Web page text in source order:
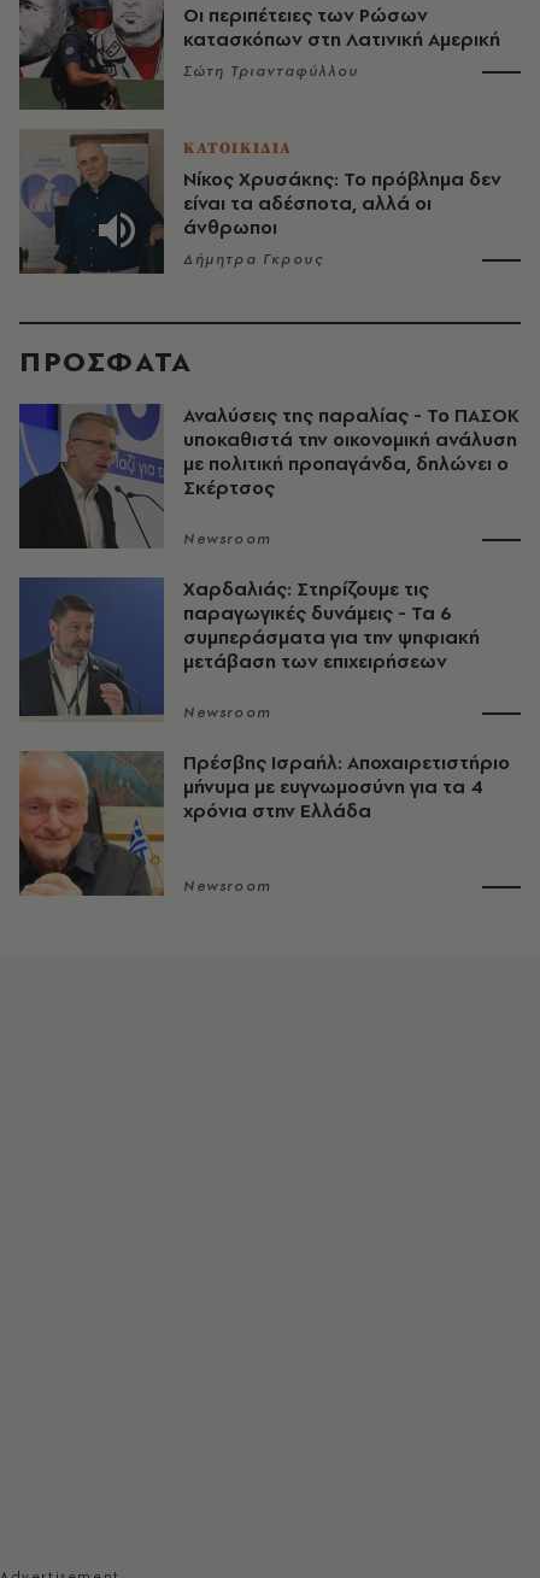
Οι περιπέτειες των Ρώσων
κατασκόπων στη Λατινική Αμερική
Σώτη Τριανταφύλλου
ΚΑΤΟΙΚΙΔΙΑ
Νίκος Χρυσάκης: Το πρόβλημα δεν
είναι τα αδέσποτα, αλλά οι
άνθρωποι
Δήμητρα Γκρους
ΠΡΟΣΦΑΤΑ
Αναλύσεις της παραλίας - Το ΠΑΣΟΚ
υποκαθιστά την οικονομική ανάλυση
με πολιτική προπαγάνδα, δηλώνει ο
Σκέρτσος
Newsroom
Χαρδαλιάς: Στηρίζουμε τις
παραγωγικές δυνάμεις - Τα 6
συμπεράσματα για την ψηφιακή
μετάβαση των επιχειρήσεων
Newsroom
Πρέσβης Ισραήλ: Αποχαιρετιστήριο
μήνυμα με ευγνωμοσύνη για τα 4
χρόνια στην Ελλάδα
Newsroom